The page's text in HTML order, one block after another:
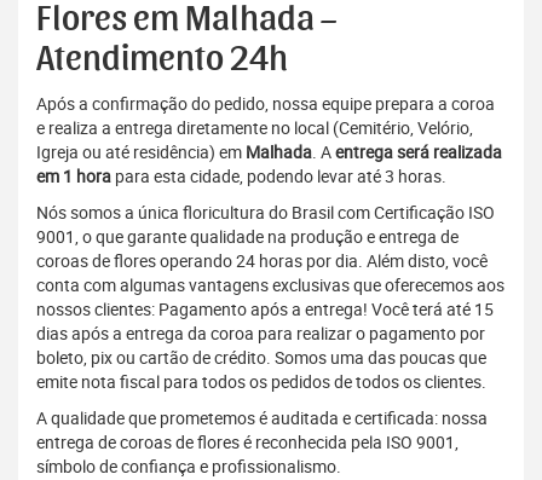
Flores em Malhada –
Atendimento 24h
Após a confirmação do pedido, nossa equipe prepara a coroa
e realiza a entrega diretamente no local (Cemitério, Velório,
Igreja ou até residência) em Malhada. Aentrega será realizada
em 1 hora para esta cidade, podendo levar até 3 horas.
Nós somos a única floricultura do Brasil com Certificação ISO
9001, o que garante qualidade na produção e entrega de
coroas de flores operando 24 horas por dia. Além disto, você
conta com algumas vantagens exclusivas que oferecemos aos
nossos clientes: Pagamento após a entrega! Você terá até 15
dias após a entrega da coroa para realizar o pagamento por
boleto, pix ou cartão de crédito. Somos uma das poucas que
emite nota fiscal para todos os pedidos de todos os clientes.
A qualidade que prometemos é auditada e certificada: nossa
entrega de coroas de flores é reconhecida pela ISO 9001,
símbolo de confiança e profissionalismo.